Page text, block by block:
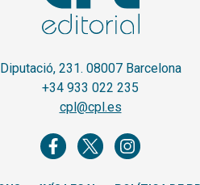
Diputació, 231. 08007 Barcelona
+34 933 022 235
cpl@cpl.es